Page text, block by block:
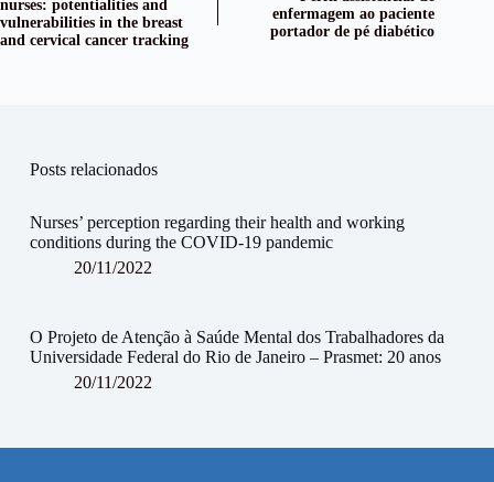
nurses: potentialities and
vulnerabilities in the breast
and cervical cancer tracking
enfermagem ao paciente
portador de pé diabético
Posts relacionados
Nurses’ perception regarding their health and working
conditions during the COVID-19 pandemic
20/11/2022
O Projeto de Atenção à Saúde Mental dos Trabalhadores da
Universidade Federal do Rio de Janeiro – Prasmet: 20 anos
20/11/2022